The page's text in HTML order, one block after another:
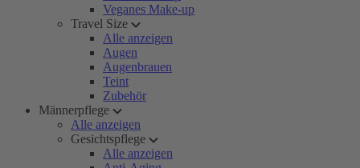
Veganes Make-up
Travel Size
Alle anzeigen
Augen
Augenbrauen
Teint
Zubehör
Männerpflege
Alle anzeigen
Gesichtspflege
Alle anzeigen